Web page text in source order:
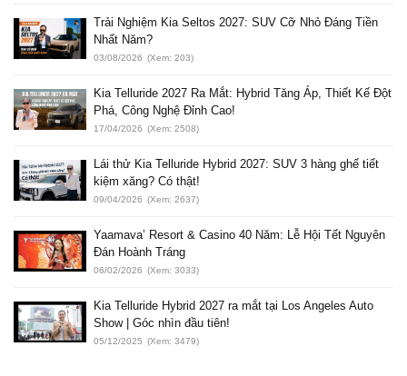
Trải Nghiệm Kia Seltos 2027: SUV Cỡ Nhỏ Đáng Tiền
Nhất Năm?
03/08/2026 (Xem: 203)
Kia Telluride 2027 Ra Mắt: Hybrid Tăng Áp, Thiết Kế Đột
Phá, Công Nghệ Đỉnh Cao!
17/04/2026 (Xem: 2508)
Lái thử Kia Telluride Hybrid 2027: SUV 3 hàng ghế tiết
kiệm xăng? Có thật!
09/04/2026 (Xem: 2637)
Yaamava’ Resort & Casino 40 Năm: Lễ Hội Tết Nguyên
Đán Hoành Tráng
06/02/2026 (Xem: 3033)
Kia Telluride Hybrid 2027 ra mắt tại Los Angeles Auto
Show | Góc nhìn đầu tiên!
05/12/2025 (Xem: 3479)